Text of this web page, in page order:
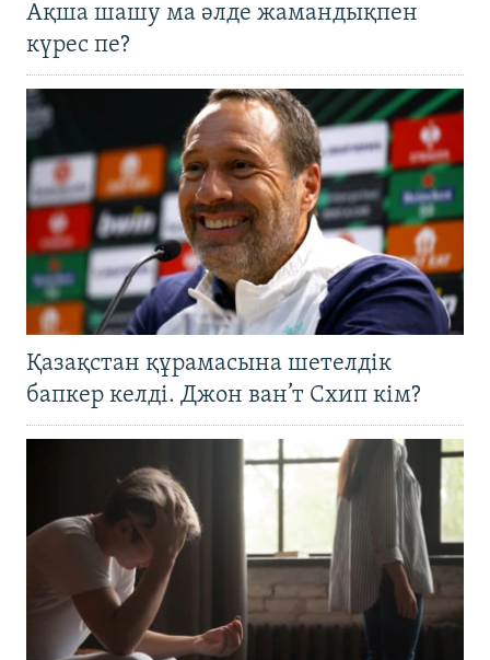
Ақша шашу ма әлде жамандықпен
күрес пе?
Қазақстан құрамасына шетелдік
бапкер келді. Джон ван’т Схип кім?